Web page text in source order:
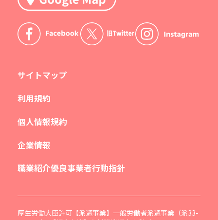
サイトマップ
利用規約
個人情報規約
企業情報
職業紹介優良事業者行動指針
厚生労働大臣許可【派遣事業】一般労働者派遣事業（派33-